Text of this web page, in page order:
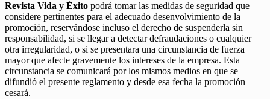
Revista Vida y Éxito podrá tomar las medidas de seguridad que
considere pertinentes para el adecuado desenvolvimiento de la
promoción, reservándose incluso el derecho de suspenderla sin
responsabilidad, si se llegar a detectar defraudaciones o cualquier
otra irregularidad, o si se presentara una circunstancia de fuerza
mayor que afecte gravemente los intereses de la empresa. Esta
circunstancia se comunicará por los mismos medios en que se
difundió el presente reglamento y desde esa fecha la promoción
cesará.